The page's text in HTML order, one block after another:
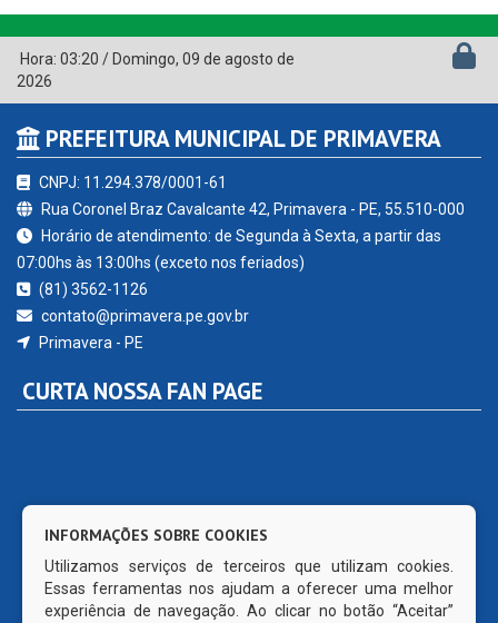
Hora: 03:20 / Domingo, 09 de agosto de
2026
PREFEITURA MUNICIPAL DE PRIMAVERA
CNPJ: 11.294.378/0001-61
Rua Coronel Braz Cavalcante 42, Primavera - PE, 55.510-000
Horário de atendimento: de Segunda à Sexta, a partir das
07:00hs às 13:00hs (exceto nos feriados)
(81) 3562-1126
contato@primavera.pe.gov.br
Primavera - PE
CURTA NOSSA FAN PAGE
INFORMAÇÕES SOBRE COOKIES
Utilizamos serviços de terceiros que utilizam cookies.
Essas ferramentas nos ajudam a oferecer uma melhor
experiência de navegação. Ao clicar no botão “Aceitar”